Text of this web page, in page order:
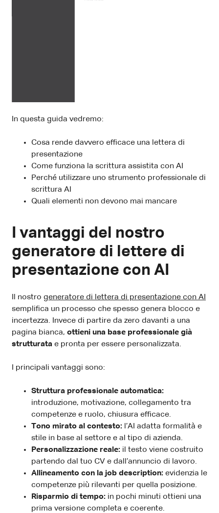
In questa guida vedremo:
Cosa rende davvero efficace una lettera di
presentazione
Come funziona la scrittura assistita con AI
Perché utilizzare uno strumento professionale di
scrittura AI
Quali elementi non devono mai mancare
I vantaggi del nostro
generatore di lettere di
presentazione con AI
Il nostro generatore di lettera di presentazione con AI
semplifica un processo che spesso genera blocco e
incertezza. Invece di partire da zero davanti a una
pagina bianca, ottieni una base professionale già
strutturata e pronta per essere personalizzata.
I principali vantaggi sono:
Struttura professionale automatica:
introduzione, motivazione, collegamento tra
competenze e ruolo, chiusura efficace.
Tono mirato al contesto: l’AI adatta formalità e
stile in base al settore e al tipo di azienda.
Personalizzazione reale: il testo viene costruito
partendo dal tuo CV e dall’annuncio di lavoro.
Allineamento con la job description: evidenzia le
competenze più rilevanti per quella posizione.
Risparmio di tempo: in pochi minuti ottieni una
prima versione completa e coerente.